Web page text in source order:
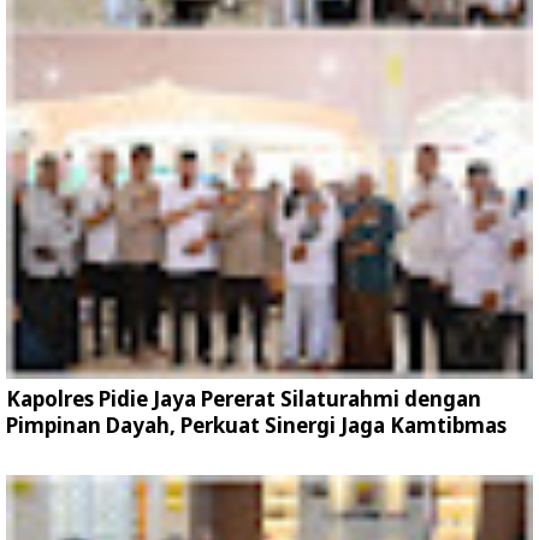
Kapolres Pidie Jaya Pererat Silaturahmi dengan
Pimpinan Dayah, Perkuat Sinergi Jaga Kamtibmas